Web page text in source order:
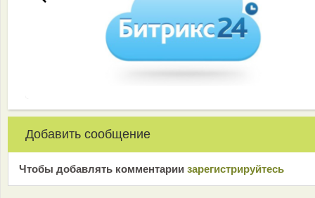
Добавить сообщение
Чтобы добавлять комментарии зарeгиcтрирyйтeсь